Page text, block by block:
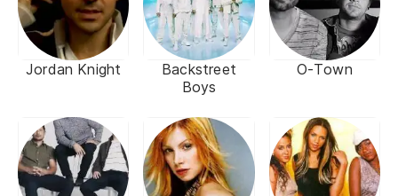
Jordan Knight
Backstreet
Boys
O-Town